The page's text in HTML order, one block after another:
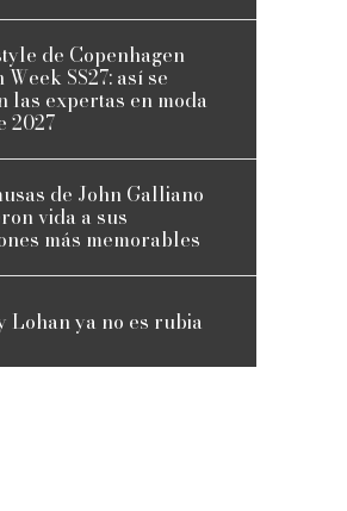
de Copenhagen
Week SS27: así se
las expertas en moda
2027
de John Galliano
vida a sus
más memorables
Lohan ya no es rubia